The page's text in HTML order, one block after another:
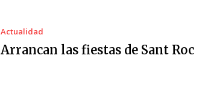
Actualidad
Arrancan las fiestas de Sant Roc